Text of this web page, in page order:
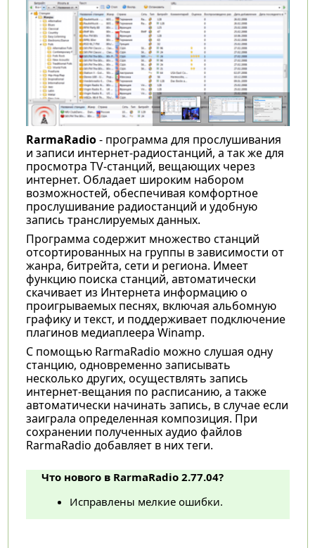
RarmaRadio- программа для прослушивания
и записи интернет-радиостанций, а так же для
просмотра TV-станций, вещающих через
интернет. Обладает широким набором
возможностей, обеспечивая комфортное
прослушивание радиостанций и удобную
запись транслируемых данных.
Программа содержит множество станций
отсортированных на группы в зависимости от
жанра, битрейта, сети и региона. Имеет
функцию поиска станций, автоматически
скачивает из Интернета информацию о
проигрываемых песнях, включая альбомную
графику и текст, и поддерживает подключение
плагинов медиаплеера Winamp.
С помощью RarmaRadio можно слушая одну
станцию, одновременно записывать
несколько других, осуществлять запись
интернет-вещания по расписанию, а также
автоматически начинать запись, в случае если
заиграла определенная композиция. При
сохранении полученных аудио файлов
RarmaRadio добавляет в них теги.
Что нового в RarmaRadio 2.77.04?
Исправлены мелкие ошибки.